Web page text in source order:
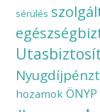
sérülés
hozamok ÖNYP